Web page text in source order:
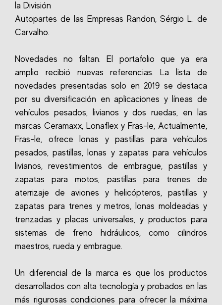
la División
Autopartes de las Empresas Randon, Sérgio L. de
Carvalho.
Novedades no faltan. El portafolio que ya era
amplio recibió nuevas referencias. La lista de
novedades presentadas solo en 2019 se destaca
por su diversificación en aplicaciones y líneas de
vehículos pesados, livianos y dos ruedas, en las
marcas Ceramaxx, Lonaflex y Fras-le, Actualmente,
Fras-le, ofrece lonas y pastillas para vehículos
pesados, pastillas, lonas y zapatas para vehículos
livianos, revestimientos de embrague, pastillas y
zapatas para motos, pastillas para trenes de
aterrizaje de aviones y helicópteros, pastillas y
zapatas para trenes y metros, lonas moldeadas y
trenzadas y placas universales, y productos para
sistemas de freno hidráulicos, como cilindros
maestros, rueda y embrague.
Un diferencial de la marca es que los productos
desarrollados con alta tecnología y probados en las
más rigurosas condiciones para ofrecer la máxima